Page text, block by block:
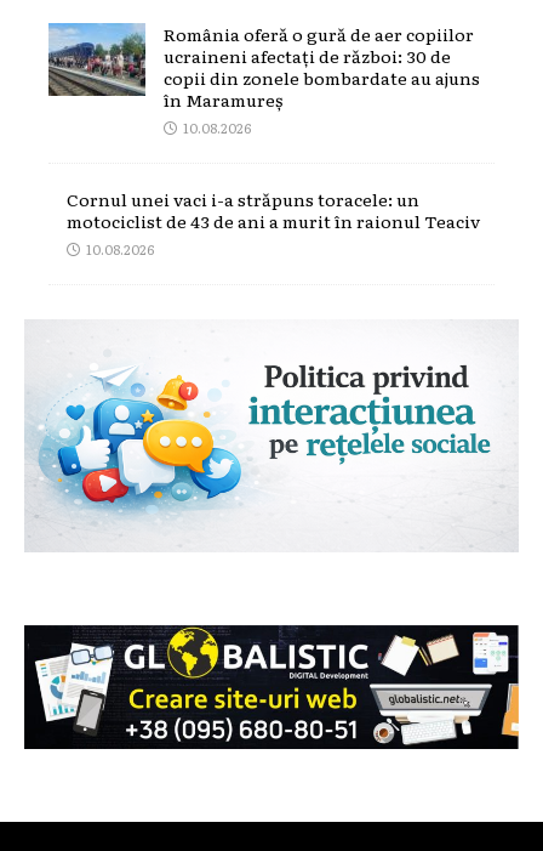
România oferă o gură de aer copiilor
ucraineni afectați de război: 30 de
copii din zonele bombardate au ajuns
în Maramureș
10.08.2026
Cornul unei vaci i-a străpuns toracele: un
motociclist de 43 de ani a murit în raionul Teaciv
10.08.2026